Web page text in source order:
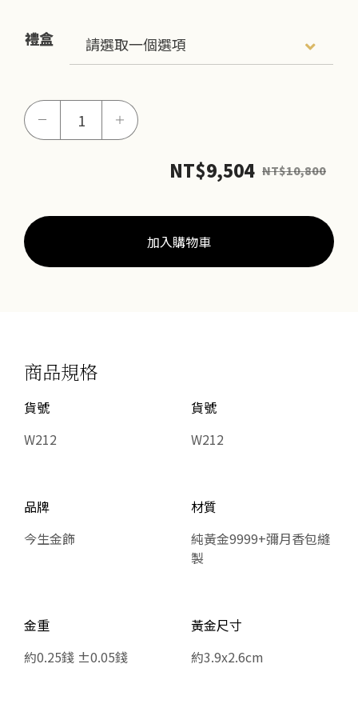
禮盒
－
殿
＋
NT$9,504 NT$10,800
加入購物車
商品規格
貨號
W212
貨號
W212
品牌
今生金飾
材質
純黃金9999+彌月香包縫
製
金重
約0.25錢 ±0.05錢
黃金尺寸
約3.9x2.6cm